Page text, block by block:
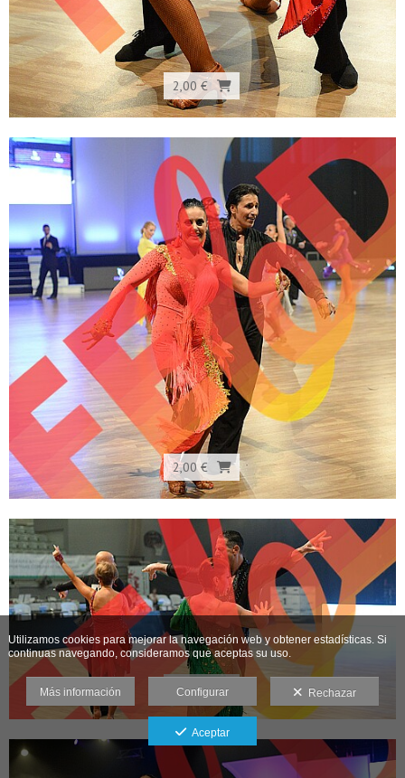
2,00 €
2,00 €
2,00 €
Utilizamos cookies para mejorar la navegación web y obtener estadísticas. Si
continuas navegando, consideramos que aceptas su uso.
Más información Configurar Rechazar
Aceptar